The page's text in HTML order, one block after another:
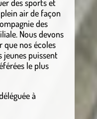
des sports et
air de façon
des
Nous devons
que nos écoles
jeunes puissent
le plus
à